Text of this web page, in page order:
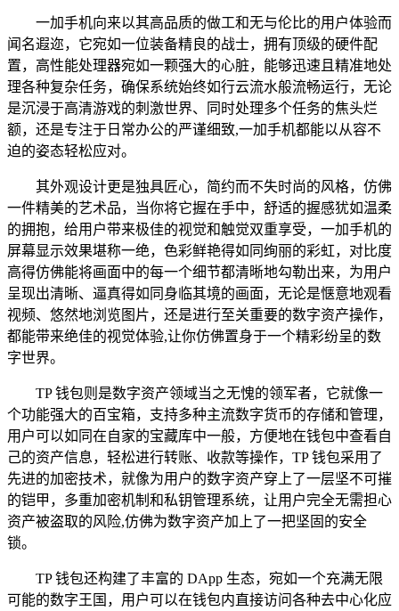
一加手机向来以其高品质的做工和无与伦比的用户体验而
闻名遐迩，它宛如一位装备精良的战士，拥有顶级的硬件配
置，高性能处理器宛如一颗强大的心脏，能够迅速且精准地处
理各种复杂任务，确保系统始终如行云流水般流畅运行，无论
是沉浸于高清游戏的刺激世界、同时处理多个任务的焦头烂
额，还是专注于日常办公的严谨细致,一加手机都能以从容不
迫的姿态轻松应对。
其外观设计更是独具匠心，简约而不失时尚的风格，仿佛
一件精美的艺术品，当你将它握在手中，舒适的握感犹如温柔
的拥抱，给用户带来极佳的视觉和触觉双重享受，一加手机的
屏幕显示效果堪称一绝，色彩鲜艳得如同绚丽的彩虹，对比度
高得仿佛能将画面中的每一个细节都清晰地勾勒出来，为用户
呈现出清晰、逼真得如同身临其境的画面，无论是惬意地观看
视频、悠然地浏览图片，还是进行至关重要的数字资产操作，
都能带来绝佳的视觉体验,让你仿佛置身于一个精彩纷呈的数
字世界。
TP 钱包则是数字资产领域当之无愧的领军者，它就像一
个功能强大的百宝箱，支持多种主流数字货币的存储和管理，
用户可以如同在自家的宝藏库中一般，方便地在钱包中查看自
己的资产信息，轻松进行转账、收款等操作，TP 钱包采用了
先进的加密技术，就像为用户的数字资产穿上了一层坚不可摧
的铠甲，多重加密机制和私钥管理系统，让用户完全无需担心
资产被盗取的风险,仿佛为数字资产加上了一把坚固的安全
锁。
TP 钱包还构建了丰富的 DApp 生态，宛如一个充满无限
可能的数字王国，用户可以在钱包内直接访问各种去中心化应